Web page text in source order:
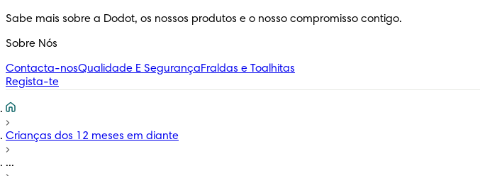
Sabe mais sobre a Dodot, os nossos produtos e o nosso compromisso contigo.
Sobre Nós
Contacta-nosQualidade E SegurançaFraldas e Toalhitas
Regista-te
Crianças dos 12 meses em diante
...